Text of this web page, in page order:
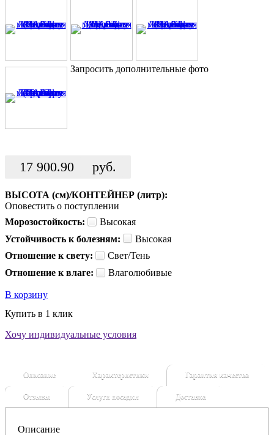
Запросить дополнительные фото
17 900.90 руб.
ВЫСОТА (см)/КОНТЕЙНЕР (литр):
Оповестить о поступлении
Морозостойкость:
Высокая
Устойчивость к болезням:
Высокая
Отношение к свету:
Свет/Тень
Отношение к влаге:
Влаголюбивые
В корзину
Купить в 1 клик
Хочу индивидуальные условия
Описание Характеристики Гарантия качества
Отзывы Услуги посадки Доставка
Описание